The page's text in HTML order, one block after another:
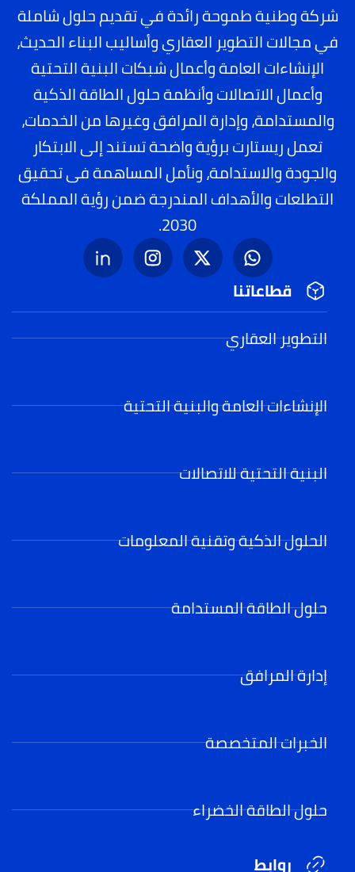
شركة وطنية طموحة رائدة في تقديم حلول شاملة
في مجالات التطوير العقاري وأساليب البناء الحديث،
الإنشاءات العامة وأعمال شبكات البنية التحتية
وأعمال الاتصالات وأنظمة حلول الطاقة الذكية
والمستدامة، وإدارة المرافق وغيرها من الخدمات،
تعمل ريستارت برؤية واضحة تستند إلى الابتكار
والجودة والاستدامة، ونأمل المساهمة فى تحقيق
التطلعات والأهداف المندرجة ضمن رؤية المملكة
2030.
قطاعاتنا
التطوير العقاري
الإنشاءات العامة والبنية التحتية
البنية التحتية للاتصالات
الحلول الذكية وتقنية المعلومات
حلول الطاقة المستدامة
إدارة المرافق
الخبرات المتخصصة
حلول الطاقة الخضراء
روابط